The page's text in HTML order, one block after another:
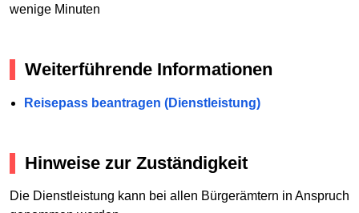
wenige Minuten
Weiterführende Informationen
Reisepass beantragen (Dienstleistung)
Hinweise zur Zuständigkeit
Die Dienstleistung kann bei allen Bürgerämtern in Anspruch